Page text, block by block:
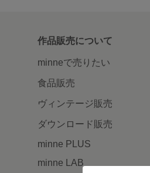
作品販売について
minneで売りたい
食品販売
ヴィンテージ販売
ダウンロード販売
minne PLUS
minne LAB